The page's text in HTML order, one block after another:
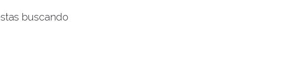
buscando